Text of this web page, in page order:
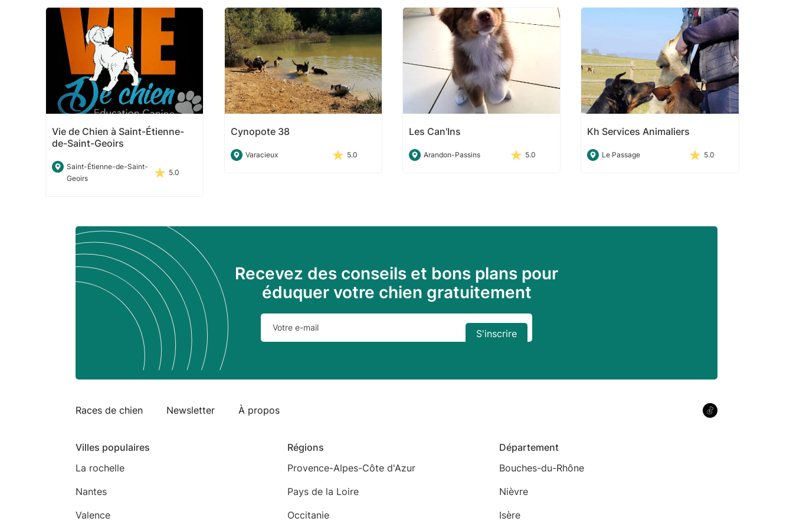
Vie de Chien à Saint-Étienne-
de-Saint-Geoirs
Saint-Étienne-de-Saint-
Geoirs
5.0
Cynopote 38
Varacieux 5.0
Les Can'Ins
Arandon-Passins 5.0
Kh Services Animaliers
Le Passage 5.0
Recevez des conseils et bons plans pour
éduquer votre chien gratuitement
Races de chien Newsletter À propos
Villes populaires
La rochelle
Nantes
Valence
Régions
Provence-Alpes-Côte d'Azur
Pays de la Loire
Occitanie
Département
Bouches-du-Rhône
Nièvre
Isère